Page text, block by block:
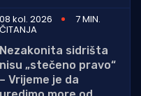
08 kol. 2026
7 MIN.
ČITANJA
Nezakonita sidrišta
nisu „stečeno pravo“
– Vrijeme je da